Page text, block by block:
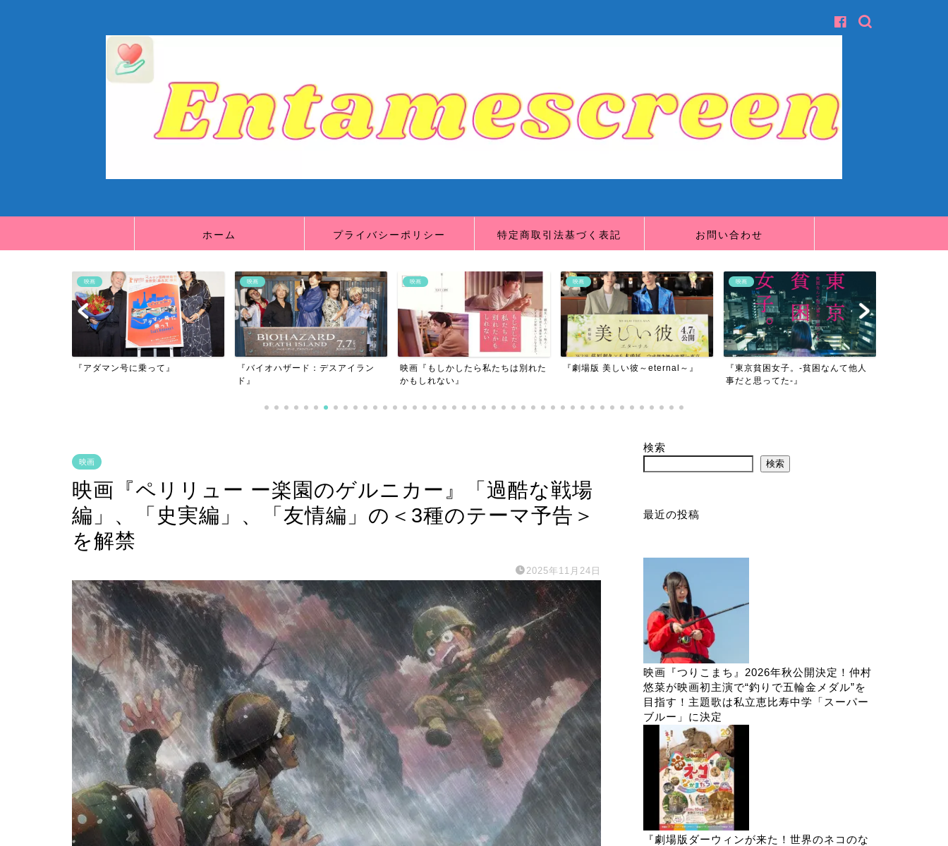
ホーム プライバシーポリシー 特定商取引法基づく表記 お問い合わせ
映画
『バイオハザード：デスアイラン
映画
映画『もしかしたら私たちは別れた
映画
『劇場版 美しい彼～eternal～』
映画
『東京貧困女子。-貧困なんて他人
映画
Netflix 「THE DAYS」
映画
映画『ペリリュー ー楽園のゲルニカー』「過酷な戦場
編」、「史実編」、「友情編」の＜3種のテーマ予告＞
を解禁
2025年11月24日
検索
検索
最近の投稿
映画『つりこまち』2026年秋公開決定！仲村
悠菜が映画初主演で“釣りで五輪金メダル”を
目指す！主題歌は私立恵比寿中学「スーパー
ブルー」に決定
『劇場版ダーウィンが来た！世界のネコのな